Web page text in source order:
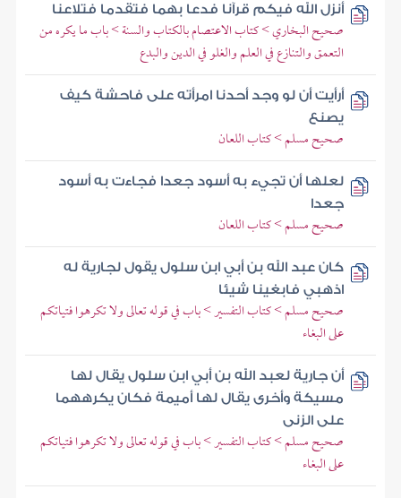
أنزل الله فيكم قرآنا فدعا بهما فتقدما فتلاعنا
صحيح البخاري > كتاب الاعتصام بالكتاب والسنة > باب ما يكره من
التعمق والتنازع في العلم والغلو في الدين والبدع
أرأيت أن لو وجد أحدنا امرأته على فاحشة كيف
يصنع
صحيح مسلم > كتاب اللعان
لعلها أن تجيء به أسود جعدا فجاءت به أسود
جعدا
صحيح مسلم > كتاب اللعان
كان عبد الله بن أبي ابن سلول يقول لجارية له
اذهبي فابغينا شيئا
صحيح مسلم > كتاب التفسير > باب في قوله تعالى ولا تكرهوا فتياتكم
على البغاء
أن جارية لعبد الله بن أبي ابن سلول يقال لها
مسيكة وأخرى يقال لها أميمة فكان يكرههما
على الزنى
صحيح مسلم > كتاب التفسير > باب في قوله تعالى ولا تكرهوا فتياتكم
على البغاء